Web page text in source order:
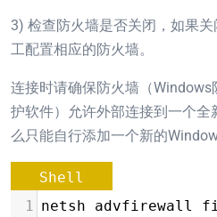
3) 检查防火墙是否关闭，如果
工配置相应的防火墙。
连接时请确保防火墙（
护软件）允许外部连接到一个
么只能自行添加一个新的
Shell
1